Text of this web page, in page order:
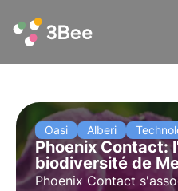
Oasi Alberi
Phoenix Contact:
biodiversité de
Phoenix Contact